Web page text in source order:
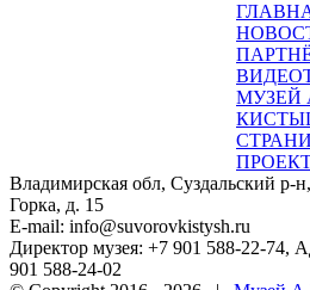
МУЗЕЙ
Владимирская обл, Суздальский р-
Горка, д. 15
E-mail: info@suvorovkistysh.ru
Директор музея: +7 901 588-22-74,
901 588-24-02